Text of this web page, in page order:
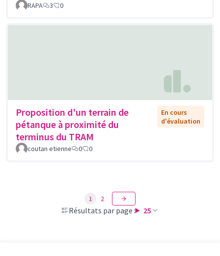
RAPA 3 0
Proposition d'un terrain de
pétanque à proximité du
terminus du TRAM
En cours
d'évaluation
coutan etienne 0 0
Résultats par page : 25
1 2